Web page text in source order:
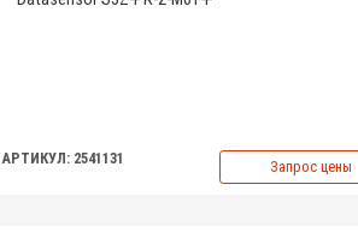
АРТИКУЛ: 2541131 Запрос цены